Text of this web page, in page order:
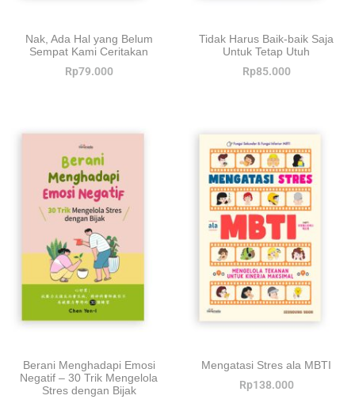
Nak, Ada Hal yang Belum
Sempat Kami Ceritakan
Rp79.000
Tidak Harus Baik-baik Saja
Untuk Tetap Utuh
Rp85.000
Berani Menghadapi Emosi
Negatif – 30 Trik Mengelola
Stres dengan Bijak
Mengatasi Stres ala MBTI
Rp138.000